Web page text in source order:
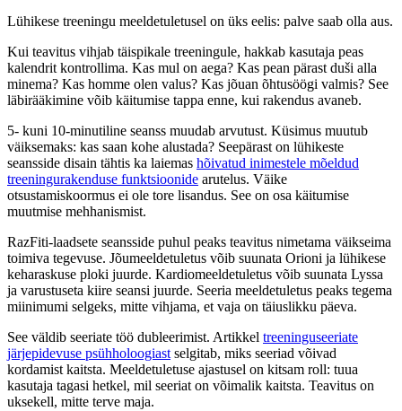
Lühikese treeningu meeldetuletusel on üks eelis: palve saab olla aus.
Kui teavitus vihjab täispikale treeningule, hakkab kasutaja peas
kalendrit kontrollima. Kas mul on aega? Kas pean pärast duši alla
minema? Kas homme olen valus? Kas jõuan õhtusöögi valmis? See
läbirääkimine võib käitumise tappa enne, kui rakendus avaneb.
5- kuni 10-minutiline seanss muudab arvutust. Küsimus muutub
väiksemaks: kas saan kohe alustada? Seepärast on lühikeste
seansside disain tähtis ka laiemas hõivatud inimestele mõeldud
treeningurakenduse funktsioonide arutelus. Väike
otsustamiskoormus ei ole tore lisandus. See on osa käitumise
muutmise mehhanismist.
RazFiti-laadsete seansside puhul peaks teavitus nimetama väikseima
toimiva tegevuse. Jõumeeldetuletus võib suunata Orioni ja lühikese
keharaskuse ploki juurde. Kardiomeeldetuletus võib suunata Lyssa
ja varustuseta kiire seansi juurde. Seeria meeldetuletus peaks tegema
miinimumi selgeks, mitte vihjama, et vaja on täiuslikku päeva.
See väldib seeriate töö dubleerimist. Artikkel treeninguseeriate
järjepidevuse psühholoogiast selgitab, miks seeriad võivad
kordamist kaitsta. Meeldetuletuse ajastusel on kitsam roll: tuua
kasutaja tagasi hetkel, mil seeriat on võimalik kaitsta. Teavitus on
uksekell, mitte terve maja.